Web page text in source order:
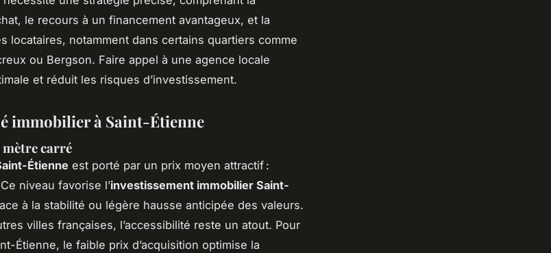
le recours à un financement avantageux, et la
locataires, notamment dans certains quartiers comme
ou Bergson. Faire appel à une agence locale
et réduit les risques d’investissement.
immobilier à Saint-Étienne
carré
Étienne est porté par un prix moyen attractif :
niveau favorise l’investissement immobilier Saint-
à la stabilité ou légère hausse anticipée des valeurs.
villes françaises, l’accessibilité reste un atout. Pour
Étienne, le faible prix d’acquisition optimise la